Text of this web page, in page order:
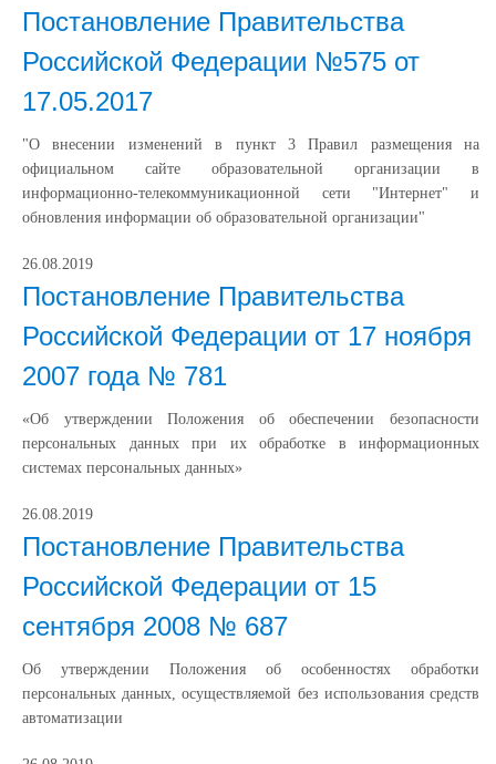
Постановление Правительства
Российской Федерации №575 от
17.05.2017
"О внесении изменений в пункт 3 Правил размещения на
официальном сайте образовательной организации в
информационно-телекоммуникационной сети "Интернет" и
обновления информации об образовательной организации"
26.08.2019
Постановление Правительства
Российской Федерации от 17 ноября
2007 года № 781
«Об утверждении Положения об обеспечении безопасности
персональных данных при их обработке в информационных
системах персональных данных»
26.08.2019
Постановление Правительства
Российской Федерации от 15
сентября 2008 № 687
Об утверждении Положения об особенностях обработки
персональных данных, осуществляемой без использования средств
автоматизации